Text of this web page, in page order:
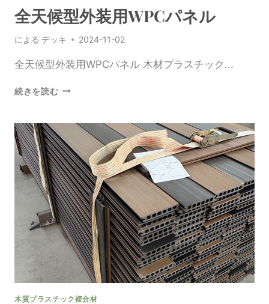
全天候型外装用WPCパネル
による デッキ 2024-11-02
全天候型外装用WPCパネル 木材プラスチック...
続きを読む全
型
外
装
用
WPC
パ
ネ
ル
木質プラスチック複合材